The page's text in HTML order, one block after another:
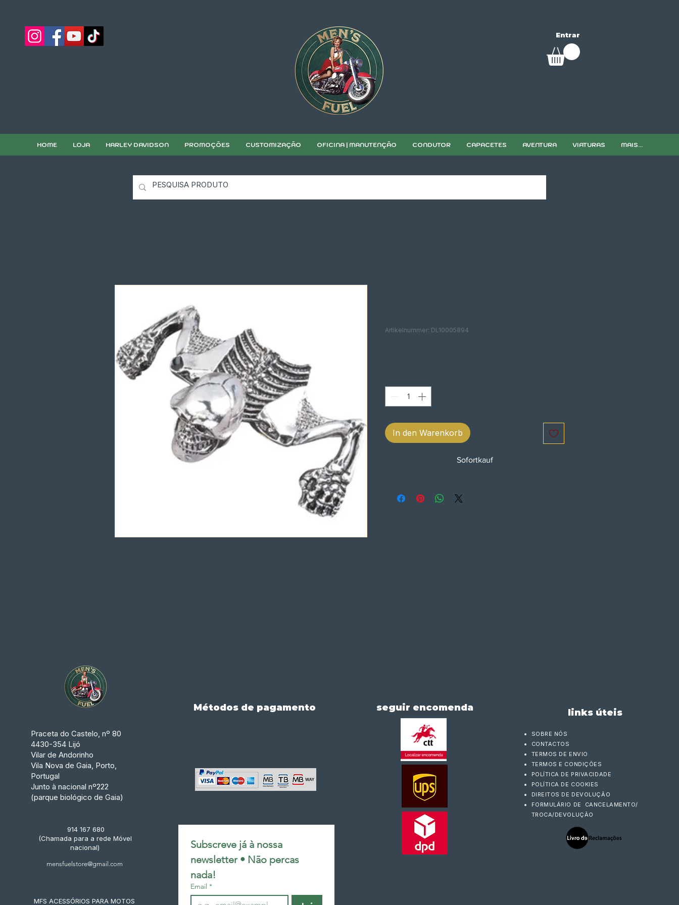
Entrar
HOME LOJA HARLEY DAVIDSON PROMOÇÕES CUSTOMIZAÇÃO OFICINA | MANUTENÇÃO CONDUTOR CAPACETES AVENTURA VIATURAS MAIS...
Artikelnummer: DL10005894
In den Warenkorb
Sofortkauf
Praceta do Castelo, nº 80
4430-354 Lijó
Vilar de Andorinho
Vila Nova de Gaia, Porto,
Portugal
Junto à nacional nº222
(parque biológico de Gaia)
914 167 680
(Chamada para a rede Móvel
nacional)
mensfuelstore@gmail.com
MFS ACESSÓRIOS PARA MOTOS
Métodos de pagamento
Subscreve já à nossa
newsletter • Não percas
nada!
Email *
seguir encomenda links úteis
SOBRE NÓS
CONTACTOS
TERMOS DE ENVIO
TERMOS E CONDIÇÕES
POLÍTICA DE PRIVACIDADE
POLÍTICA DE COOKIES
DIREITOS DE DEVOLUÇÃO
FORMULÁRIO DE CANCELAMENTO/
TROCA/DEVOLUÇÃO